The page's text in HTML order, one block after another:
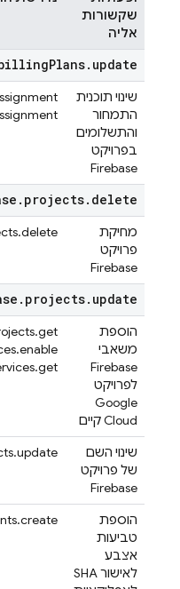
שקשורות
אליה
Plans. update
שינוי תוכנית
התמחור
והתשלומים
בפרויקט
Firebase
. projects. delete
מחיקת
פרויקט
Firebase
. projects. update
הוספת
משאבי
Firebase
לפרויקט
Google
Cloudקיים
שינוי השם
של פרויקט
Firebase
הוספת
טביעות
אצבע
לאישור SHA